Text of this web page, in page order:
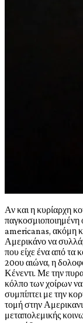
Αν και η κυρίαρχη
παγκοσμιοποιημένη
americanas, ακόμη
Αμερικάνο να
που είχε ένα από τα
20ου αιώνα, η
Κένεντι. Με την
κόλπο των χοίρων να
συμπίπτει με την
τομή στην
μεταπολεμικής